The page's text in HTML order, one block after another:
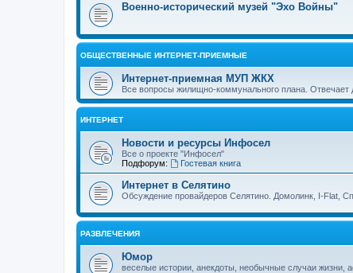
Военно-исторический музей "Эхо Войны"
ОБЩЕСТВЕННЫЕ ИНТЕРНЕТ-ПРИЕМНЫЕ
Интернет-приемная МУП ЖКХ
Все вопросы жилищно-коммунального плана.
ИНТЕРНЕТ
Новости и ресурсы Инфосел
Все о проекте "Инфосел"
Подфорум:
Гостевая книга
Интернет в Селятино
Обсуждение провайдеров Селятино. Домолинк, I-Flat,
РАЗВЛЕЧЕНИЯ
Юмор
веселые истории, анекдоты, необычные случаи